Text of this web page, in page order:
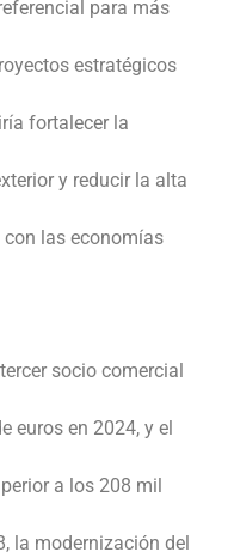
para más
estratégicos
fortalecer la
y reducir la alta
las economías
socio comercial
euros en 2024, y el
a los 208 mil
la modernización del